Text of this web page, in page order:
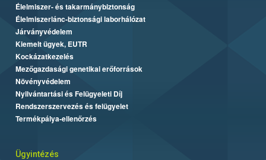
Élelmiszer- és takarmánybiztonság
Élelmiszerlánc-biztonsági laborhálózat
Járványvédelem
Kiemelt ügyek, EUTR
Kockázatkezelés
Mezőgazdasági genetikai erőforrások
Növényvédelem
Nyilvántartási és Felügyeleti Díj
Rendszerszervezés és felügyelet
Termékpálya-ellenőrzés
Ügyintézés